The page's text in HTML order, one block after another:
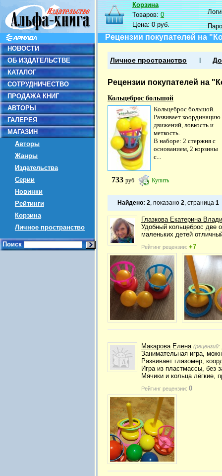
НОВОСТИ
ОБ ИЗДАТЕЛЬСТВЕ
КАТАЛОГ
СОТРУДНИЧЕСТВО
ПРОДАЖА КНИГ
АВТОРЫ
ГАЛЕРЕЯ
МАГАЗИН
Авторы
Жанры
Издательства
Серии
Новинки
Рейтинги
Корзина
Личное пространство
Поиск
Корзина
Товаров:0
Цена:0 руб.
Рецензии покупателей на
Личное пространство
Рецензии покупателей на
Кольцеброс большой
Кольцеброс большой.
Развивает координацию
движений, ловкость и
меткость.
В наборе: 2 стержня с
основанием, 2 корзины
с...
733 руб Купить
Найдено: 2, показано 2, страница 1
Глазкова Екатерина
Удобный кольцеброс две
маленьких детей
Рейтинг рецензии: +7
Макарова Елена (рецензий:
Занимательная игра,
Развивает глазомер,
Игра из пластмассы, без
Мячики и кольца лёгкие,
Рейтинг рецензии: 0